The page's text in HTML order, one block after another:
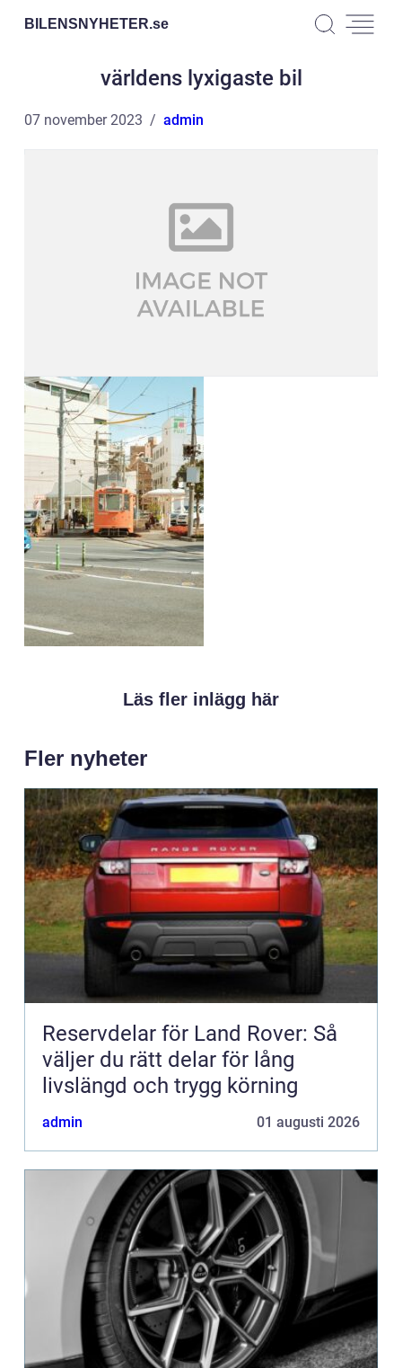
BILENSNYHETER.se
världens lyxigaste bil
07 november 2023 admin
Läs fler inlägg här
Fler nyheter
Reservdelar för Land Rover: Så
väljer du rätt delar för lång
livslängd och trygg körning
admin 01 augusti 2026